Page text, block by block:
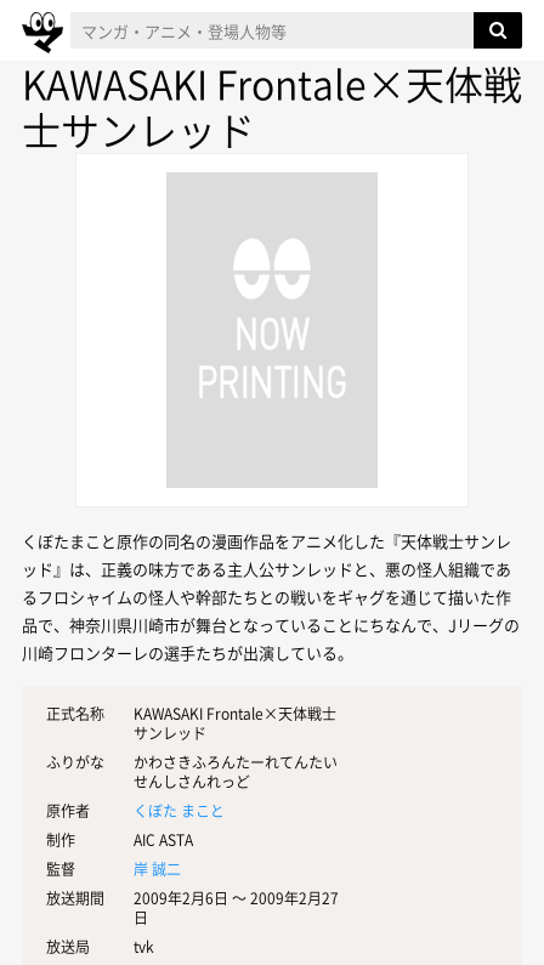
KAWASAKI Frontale×天体戦
士サンレッド
くぼたまこと原作の同名の漫画作品をアニメ化した『天体戦士サンレ
ッド』は、正義の味方である主人公サンレッドと、悪の怪人組織であ
るフロシャイムの怪人や幹部たちとの戦いをギャグを通じて描いた作
品で、神奈川県川崎市が舞台となっていることにちなんで、Jリーグの
川崎フロンターレの選手たちが出演している。
正式名称
KAWASAKI Frontale×天体戦士
サンレッド
ふりがな
かわさきふろんたーれてんたい
せんしさんれっど
原作者
くぼた まこと
制作
AIC ASTA
監督
岸 誠二
放送期間
2009年2月6日 〜 2009年2月27
日
放送局
tvk